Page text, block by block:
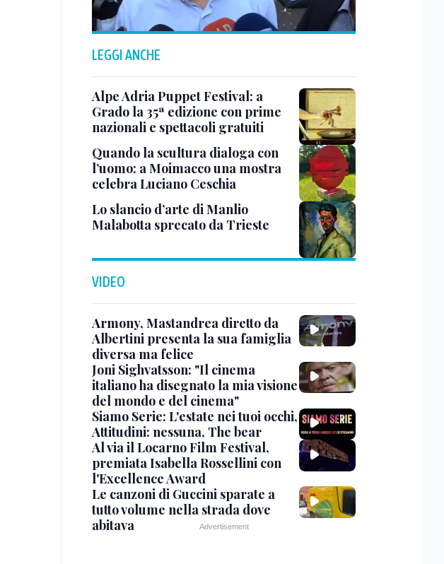
LEGGI ANCHE
Alpe Adria Puppet Festival: a
Grado la 35ª edizione con prime
nazionali e spettacoli gratuiti
Quando la scultura dialoga con
l’uomo: a Moimacco una mostra
celebra Luciano Ceschia
Lo slancio d’arte di Manlio
Malabotta sprecato da Trieste
VIDEO
Armony, Mastandrea diretto da
Albertini presenta la sua famiglia
diversa ma felice
Joni Sighvatsson: "Il cinema
italiano ha disegnato la mia visione
del mondo e del cinema"
Siamo Serie: L'estate nei tuoi occhi,
Attitudini: nessuna, The bear
Al via il Locarno Film Festival,
premiata Isabella Rossellini con
l'Excellence Award
Le canzoni di Guccini sparate a
tutto volume nella strada dove
abitava